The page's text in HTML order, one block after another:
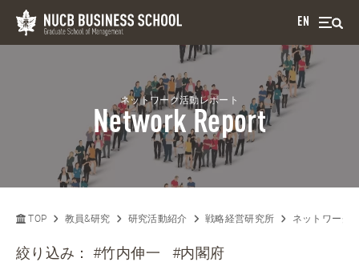
EN
ネットワーク活動レポート
Network Report
TOP 教員&研究 研究活動紹介 戦略経営研究所 ネットワーク
絞り込み：#竹内伸一 #内閣府